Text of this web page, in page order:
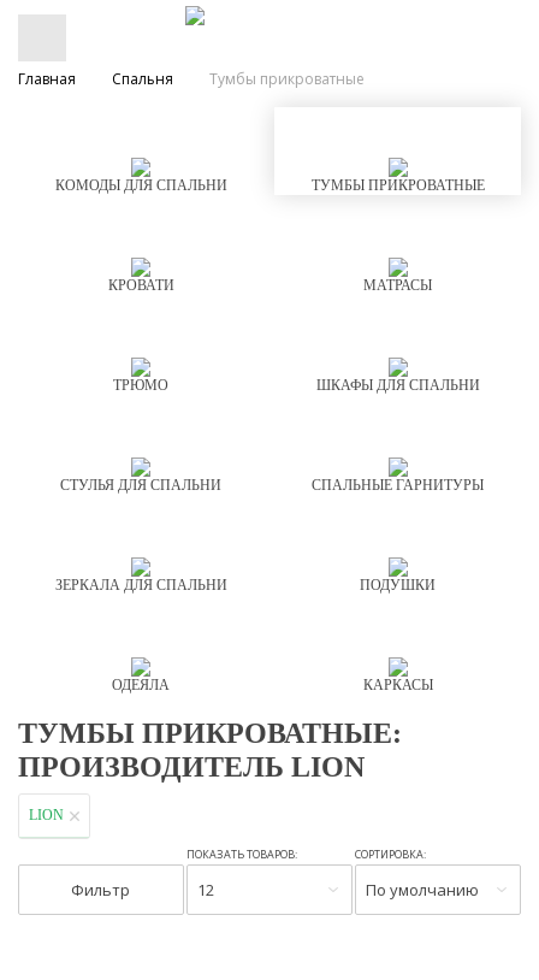
Главная Спальня Тумбы прикроватные
КОМОДЫ ДЛЯ СПАЛЬНИ ТУМБЫ ПРИКРОВАТНЫЕ
КРОВАТИ МАТРАСЫ
ТРЮМО ШКАФЫ ДЛЯ СПАЛЬНИ
СТУЛЬЯ ДЛЯ СПАЛЬНИ СПАЛЬНЫЕ ГАРНИТУРЫ
ЗЕРКАЛА ДЛЯ СПАЛЬНИ ПОДУШКИ
ОДЕЯЛА КАРКАСЫ
ТУМБЫ ПРИКРОВАТНЫЕ:
ПРОИЗВОДИТЕЛЬ LION
LION
Фильтр
ПОКАЗАТЬ ТОВАРОВ:
12
СОРТИРОВКА:
По умолчанию